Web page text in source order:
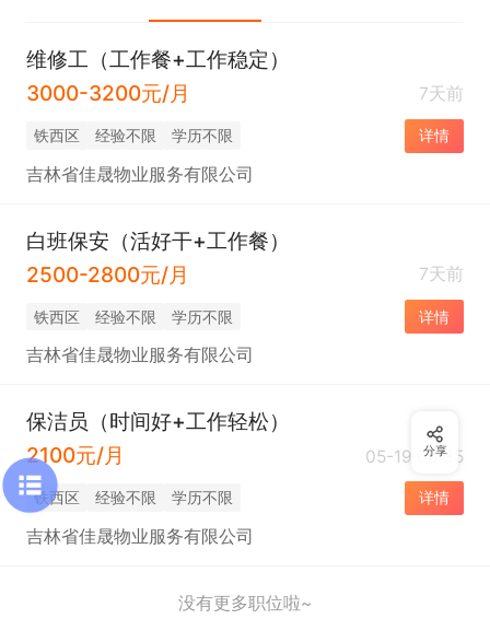
维修工（工作餐+工作稳定）
3000-3200元/月
7天前
铁西区 经验不限 学历不限 详情
吉林省佳晟物业服务有限公司
白班保安（活好干+工作餐）
2500-2800元/月
7天前
铁西区 经验不限 学历不限 详情
吉林省佳晟物业服务有限公司
保洁员（时间好+工作轻松）
2100元/月
05-19 08:35
铁西区 经验不限 学历不限 详情
吉林省佳晟物业服务有限公司
没有更多职位啦~
分享